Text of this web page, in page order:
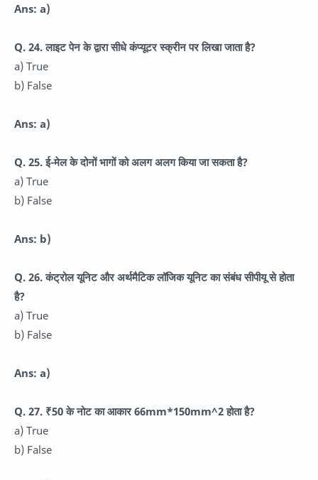
Ans: a)
Q. 24. लाइट पेन के द्वारा सीधे कंप्यूटर स्क्रीन पर लिखा जाता है?
a) True
b) False
Ans: a)
Q. 25. ई-मेल के दोनों भागों को अलग अलग किया जा सकता है?
a) True
b) False
Ans: b)
Q. 26. कंट्रोल यूनिट और अर्थमैटिक लॉजिक यूनिट का संबंध सीपीयू से होता
है?
a) True
b) False
Ans: a)
Q. 27. ₹50 के नोट का आकार 66mm*150mm^2 होता है?
a) True
b) False